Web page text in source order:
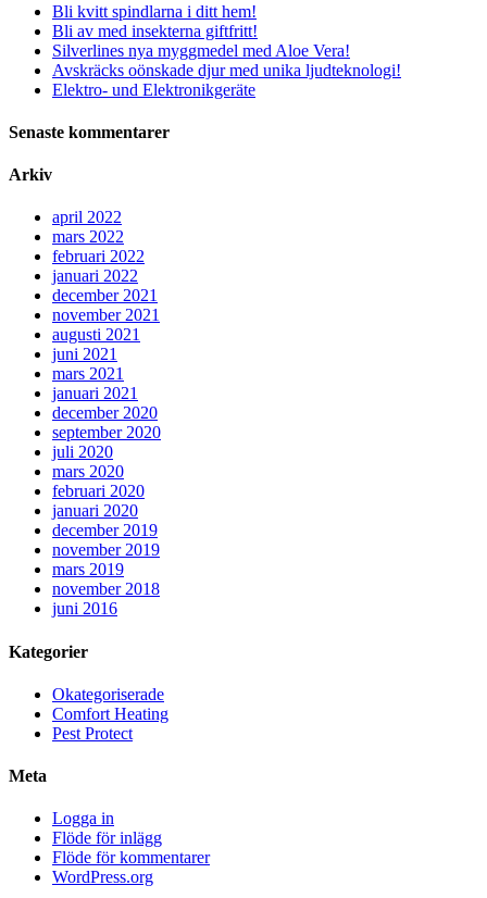
Bli kvitt spindlarna i ditt hem!
Bli av med insekterna giftfritt!
Silverlines nya myggmedel med Aloe Vera!
Avskräcks oönskade djur med unika ljudteknologi!
Elektro- und Elektronikgeräte
Senaste kommentarer
Arkiv
april 2022
mars 2022
februari 2022
januari 2022
december 2021
november 2021
augusti 2021
juni 2021
mars 2021
januari 2021
december 2020
september 2020
juli 2020
mars 2020
februari 2020
januari 2020
december 2019
november 2019
mars 2019
november 2018
juni 2016
Kategorier
Okategoriserade
Comfort Heating
Pest Protect
Meta
Logga in
Flöde för inlägg
Flöde för kommentarer
WordPress.org